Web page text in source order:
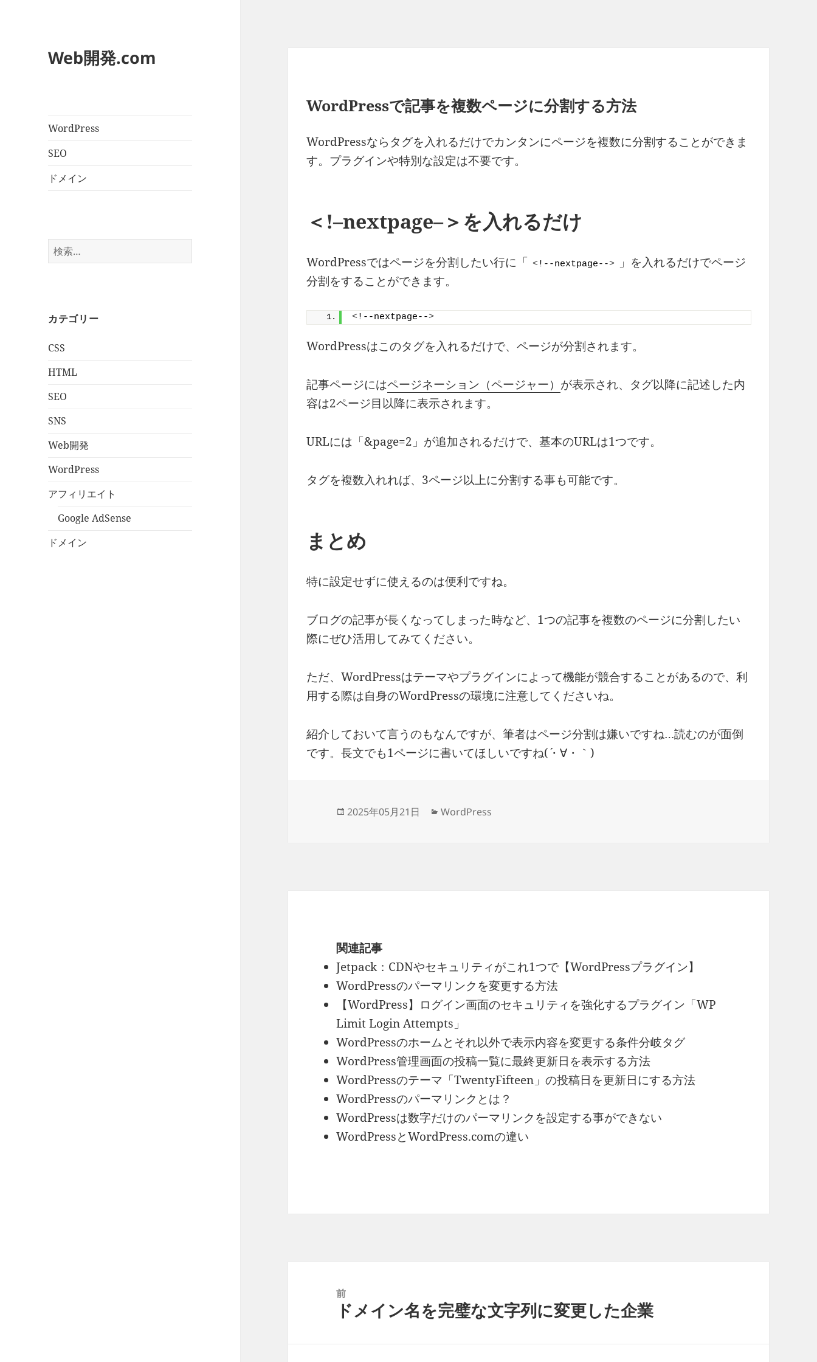
Web開発.com
WordPress
SEO
ドメイン
検
索:
カテゴリー
CSS
HTML
SEO
SNS
Web開発
WordPress
アフィリエイト
Google AdSense
ドメイン
WordPressで記事を複数ページに分割する方法
WordPressならタグを入れるだけでカンタンにページを複数に分割することができま
す。プラグインや特別な設定は不要です。
＜!–nextpage–＞を入れるだけ
WordPressではページを分割したい行に「 <!--nextpage-->
」を入れるだけでページ
分割をすることができます。
<!--nextpage-->
WordPressはこのタグを入れるだけで、ページが分割されます。
記事ページにはページネーション（ページャー） が表示され、タグ以降に記述した内
容は2ページ目以降に表示されます。
URLには「&page=2」が追加されるだけで、基本のURLは1つです。
タグを複数入れれば、3ページ以上に分割する事も可能です。
まとめ
特に設定せずに使えるのは便利ですね。
ブログの記事が長くなってしまった時など、1つの記事を複数のページに分割したい
際にぜひ活用してみてください。
ただ、WordPressはテーマやプラグインによって機能が競合することがあるので、利
用する際は自身のWordPressの環境に注意してくださいね。
紹介しておいて言うのもなんですが、筆者はページ分割は嫌いですね…読むのが面倒
です。長文でも1ページに書いてほしいですね(´・∀・｀)
投
2025年05月21日
カ
WordPress
関連記事
Jetpack：CDNやセキュリティがこれ1つで【WordPressプラグイン】
WordPressのパーマリンクを変更する方法
【WordPress】ログイン画面のセキュリティを強化するプラグイン「WP
Limit Login Attempts」
WordPressのホームとそれ以外で表示内容を変更する条件分岐タグ
WordPress管理画面の投稿一覧に最終更新日を表示する方法
WordPressのテーマ「TwentyFifteen」の投稿日を更新日にする方法
WordPressのパーマリンクとは？
WordPressは数字だけのパーマリンクを設定する事ができない
WordPressとWordPress.comの違い
前
前
ドメイン名を完璧な文字列に変更した企業